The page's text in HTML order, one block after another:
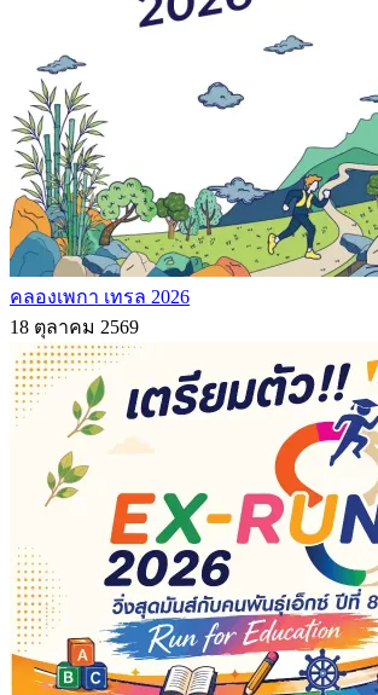
คลองเพกา เทรล 2026
18 ตุลาคม 2569